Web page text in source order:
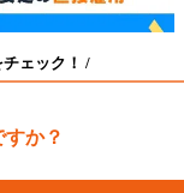
チェック！ /
か？